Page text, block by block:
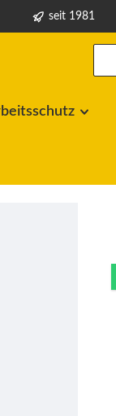
seit 1981